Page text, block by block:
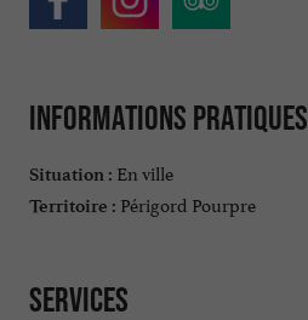
Informations pratiques
Situation : En ville
Territoire : Périgord Pourpre
Services